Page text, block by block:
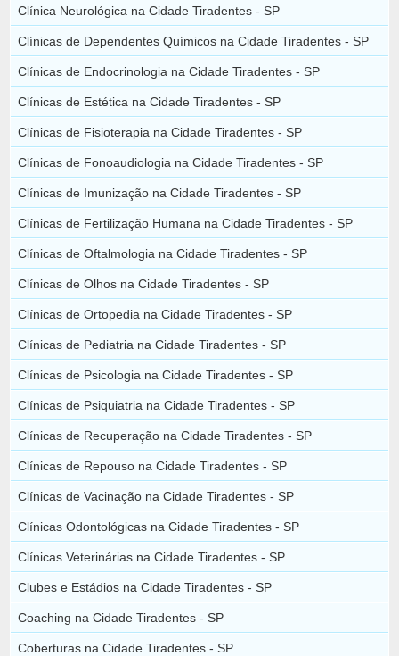
Clínica Neurológica na Cidade Tiradentes - SP
Clínicas de Dependentes Químicos na Cidade Tiradentes - SP
Clínicas de Endocrinologia na Cidade Tiradentes - SP
Clínicas de Estética na Cidade Tiradentes - SP
Clínicas de Fisioterapia na Cidade Tiradentes - SP
Clínicas de Fonoaudiologia na Cidade Tiradentes - SP
Clínicas de Imunização na Cidade Tiradentes - SP
Clínicas de Fertilização Humana na Cidade Tiradentes - SP
Clínicas de Oftalmologia na Cidade Tiradentes - SP
Clínicas de Olhos na Cidade Tiradentes - SP
Clínicas de Ortopedia na Cidade Tiradentes - SP
Clínicas de Pediatria na Cidade Tiradentes - SP
Clínicas de Psicologia na Cidade Tiradentes - SP
Clínicas de Psiquiatria na Cidade Tiradentes - SP
Clínicas de Recuperação na Cidade Tiradentes - SP
Clínicas de Repouso na Cidade Tiradentes - SP
Clínicas de Vacinação na Cidade Tiradentes - SP
Clínicas Odontológicas na Cidade Tiradentes - SP
Clínicas Veterinárias na Cidade Tiradentes - SP
Clubes e Estádios na Cidade Tiradentes - SP
Coaching na Cidade Tiradentes - SP
Coberturas na Cidade Tiradentes - SP